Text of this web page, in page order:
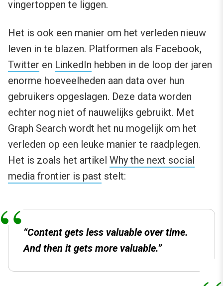
vingertoppen te liggen.
Het is ook een manier om het verleden nieuw
leven in te blazen. Platformen als Facebook,
Twitter en LinkedIn hebben in de loop der jaren
enorme hoeveelheden aan data over hun
gebruikers opgeslagen. Deze data worden
echter nog niet of nauwelijks gebruikt. Met
Graph Search wordt het nu mogelijk om het
verleden op een leuke manier te raadplegen.
Het is zoals het artikel Why the next social
media frontier is past stelt:
“Content gets less valuable over time.
And then it gets more valuable.”